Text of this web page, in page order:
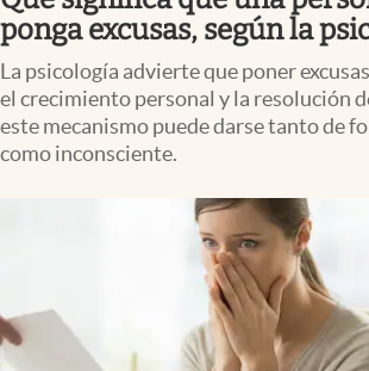
Pc y celular
Vida y estilo
Clima
ponga excusas, según la
La psicología advierte que poner
el crecimiento personal y la resolución
este mecanismo puede darse tanto de
como inconsciente.